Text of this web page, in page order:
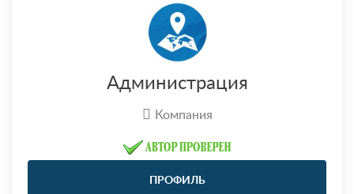
Администрация
Компания
ПРОФИЛЬ